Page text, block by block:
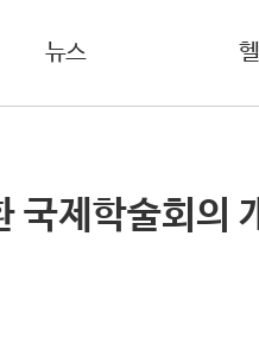
뉴스
국제학술회의